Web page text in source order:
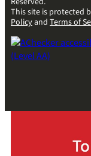
This site is protected
Policyand Terms of